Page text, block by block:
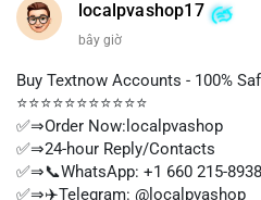
localpvashop17
1 m
Buy Textnow Accounts - 100%
⭐⭐⭐⭐⭐⭐⭐⭐⭐⭐⭐
✅⇒Order Now:localpvashop
✅⇒24-hour Reply/Contacts
✅⇒📞WhatsApp: +1 660 215-8938
✅⇒✈️Telegram: @localpvashop